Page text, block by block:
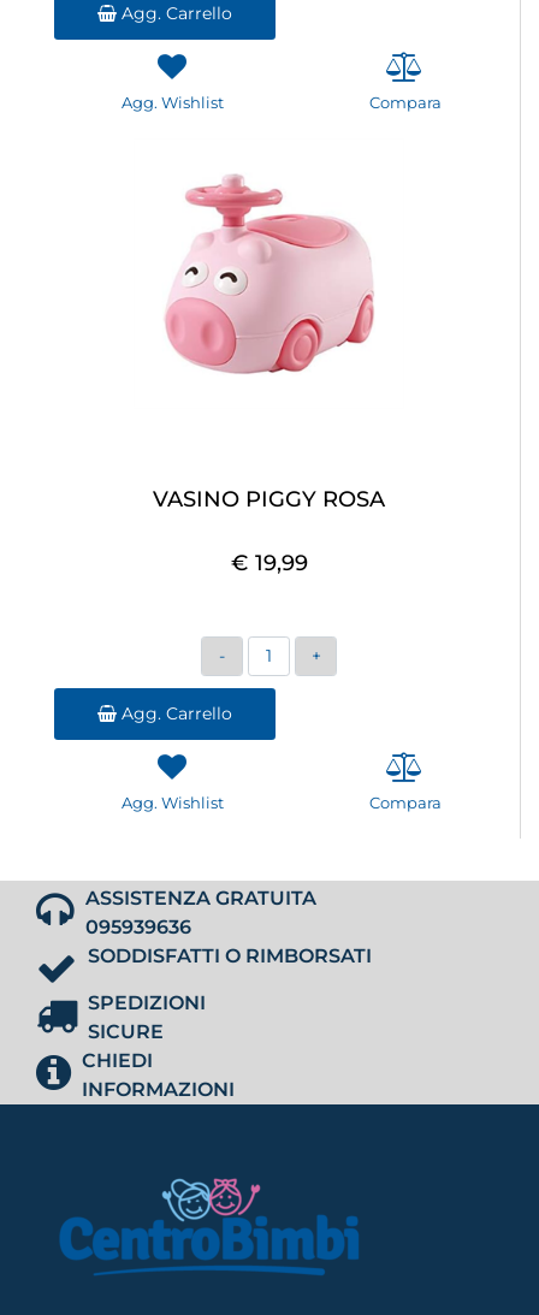
Agg. Carrello
Agg. Wishlist Compara
VASINO PIGGY ROSA
€ 19,99
Quantità
Agg. Carrello
Agg. Wishlist Compara
ASSISTENZA GRATUITA
095939636
SODDISFATTI O RIMBORSATI
SPEDIZIONI
SICURE
CHIEDI
INFORMAZIONI